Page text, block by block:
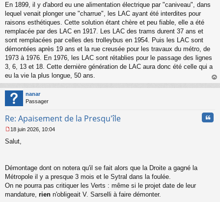
n
n
l
u
En 1899, il y d'abord eu une alimentation électrique par "caniveau", dans
lequel venait plonger une "charrue", les LAC ayant été interdites pour
raisons esthétiques. Cette solution étant chère et peu fiable, elle a été
remplacée par des LAC en 1917. Les LAC des trams durent 37 ans et
sont remplacées par celles des trolleybus en 1954. Puis les LAC sont
démontées après 19 ans et la rue creusée pour les travaux du métro, de
1973 à 1976. En 1976, les LAC sont rétablies pour le passage des lignes
3, 6, 13 et 18. Cette dernière génération de LAC aura donc été celle qui a
eu la vie la plus longue, 50 ans.
au
nanar
Passager
Re: Apaisement de la Presqu'île
e
a
g
e
n
o
18 juin 2026, 10:04
Salut,
Démontage dont on notera qu'il se fait alors que la Droite a gagné la
Métropole il y a presque 3 mois et le Sytral dans la foulée.
On ne pourra pas critiquer les Verts : même si le projet date de leur
mandature, rien n'obligeait V. Sarselli à faire démonter.